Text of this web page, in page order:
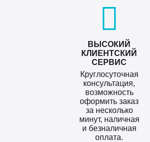
ВЫСОКИЙ
КЛИЕНТСКИЙ
СЕРВИС
Круглосуточная
консультация,
возможность
оформить заказ
за несколько
минут, наличная
и безналичная
оплата.